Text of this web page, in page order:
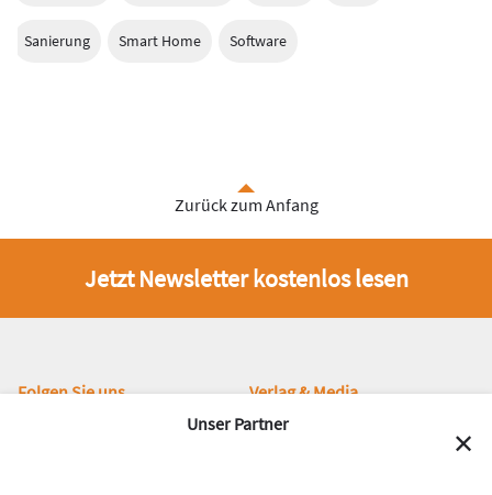
Sanierung Smart Home Software
Zurück zum Anfang
Jetzt Newsletter kostenlos lesen
Fußbereich
Folgen Sie uns Verlag & Media
Impressum
Unser Partner
✕